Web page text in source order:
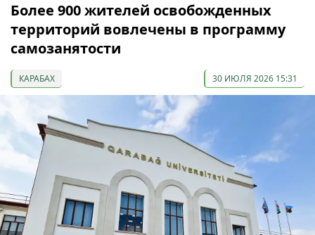
Более 900 жителей освобожденных
территорий вовлечены в программу
самозанятости
КАРАБАХ 30 ИЮЛЯ 2026 15:31